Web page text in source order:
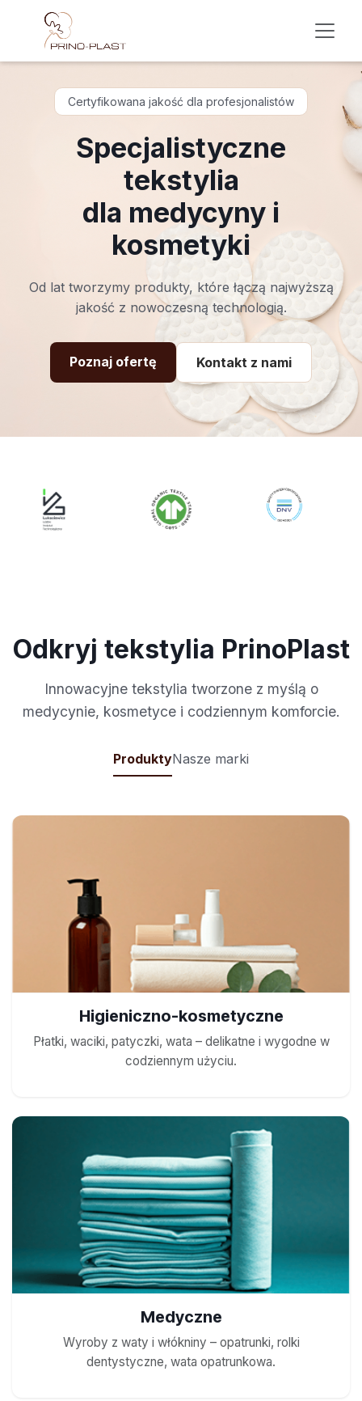
Skip to Content
Certyfikowana jakość dla profesjonalistów
Specjalistyczne
tekstylia
dla medycyny i
kosmetyki
Od lat tworzymy produkty, które łączą najwyższą
jakość z nowoczesną technologią.
Poznaj ofertę Kontakt z nami
Odkryj tekstylia PrinoPlast
Innowacyjne tekstylia tworzone z myślą o
medycynie, kosmetyce i codziennym komforcie.
ProduktyNasze marki
Higieniczno-kosmetyczne
Płatki, waciki, patyczki, wata – delikatne i wygodne w
codziennym użyciu.
Medyczne
Wyroby z waty i włókniny – opatrunki, rolki
dentystyczne, wata opatrunkowa.